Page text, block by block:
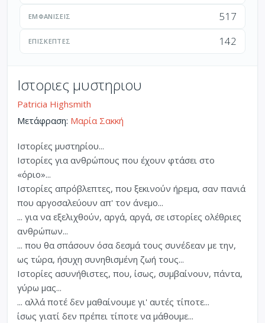
ΕΜΦΑΝΊΣΕΙΣ 517
ΕΠΙΣΚΈΠΤΕΣ 142
Ιστοριες μυστηριου
Patricia Highsmith
Μετάφραση: Μαρία Σακκή
Ιστορίες μυστηρίου...
Ιστορίες για ανθρώπους που έχουν φτάσει στο
«όριο»...
Ιστορίες απρόβλεπτες, που ξεκινούν ήρεμα, σαν πανιά
που αργοσαλεύουν απ' τον άνεμο...
... για να εξελιχθούν, αργά, αργά, σε ιστορίες ολέθριες
ανθρώπων...
... που θα σπάσουν όσα δεσμά τους συνέδεαν με την,
ως τώρα, ήσυχη συνηθισμένη ζωή τους...
Ιστορίες ασυνήθιστες, που, ίσως, συμβαίνουν, πάντα,
γύρω μας...
... αλλά ποτέ δεν μαθαίνουμε γι' αυτές τίποτε...
ίσως γιατί δεν πρέπει τίποτε να μάθουμε...